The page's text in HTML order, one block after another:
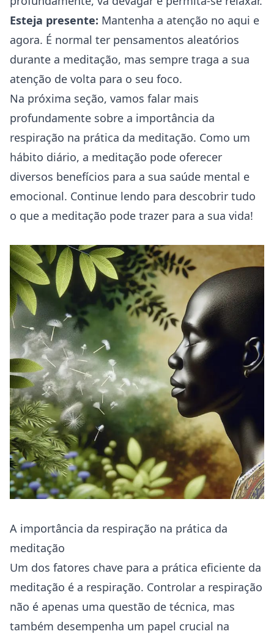
Esteja presente: Mantenha a atenção no aqui e
agora. É normal ter pensamentos aleatórios
durante a meditação, mas sempre traga a sua
atenção de volta para o seu foco.
Na próxima seção, vamos falar mais
profundamente sobre a importância da
respiração na prática da meditação. Como um
hábito diário, a meditação pode oferecer
diversos benefícios para a sua saúde mental e
emocional. Continue lendo para descobrir tudo
o que a meditação pode trazer para a sua vida!
A importância da respiração na prática da
meditação
Um dos fatores chave para a prática eficiente da
meditação é a respiração. Controlar a respiração
não é apenas uma questão de técnica, mas
também desempenha um papel crucial na